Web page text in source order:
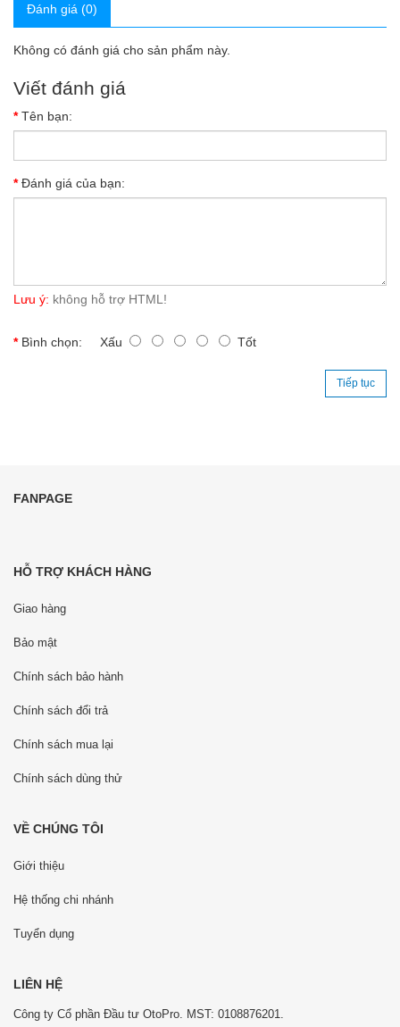
Đánh giá (0)
Không có đánh giá cho sản phẩm này.
Viết đánh giá
Tên bạn:
Đánh giá của bạn:
Lưu ý: không hỗ trợ HTML!
Bình chọn: Xấu Tốt
Tiếp tục
FANPAGE
HỖ TRỢ KHÁCH HÀNG
Giao hàng
Bảo mật
Chính sách bảo hành
Chính sách đổi trả
Chính sách mua lại
Chính sách dùng thử
VỀ CHÚNG TÔI
Giới thiệu
Hệ thống chi nhánh
Tuyển dụng
LIÊN HỆ
Công ty Cổ phần Đầu tư OtoPro. MST: 0108876201.